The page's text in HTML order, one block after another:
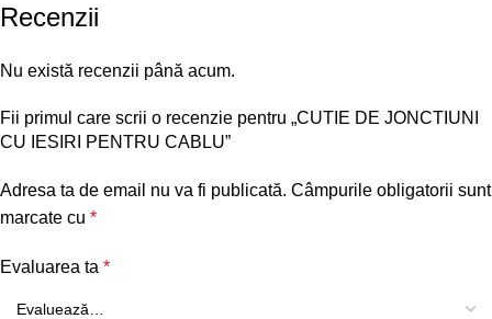
Recenzii
Nu există recenzii până acum.
Fii primul care scrii o recenzie pentru „CUTIE DE JONCTIUNI
CU IESIRI PENTRU CABLU”
Adresa ta de email nu va fi publicată. Câmpurile obligatorii sunt
marcate cu *
Evaluarea ta *